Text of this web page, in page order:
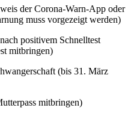
der Corona-Warn-App oder
muss vorgezeigt werden)
positivem Schnelltest
mitbringen)
(bis 31. März
mitbringen)